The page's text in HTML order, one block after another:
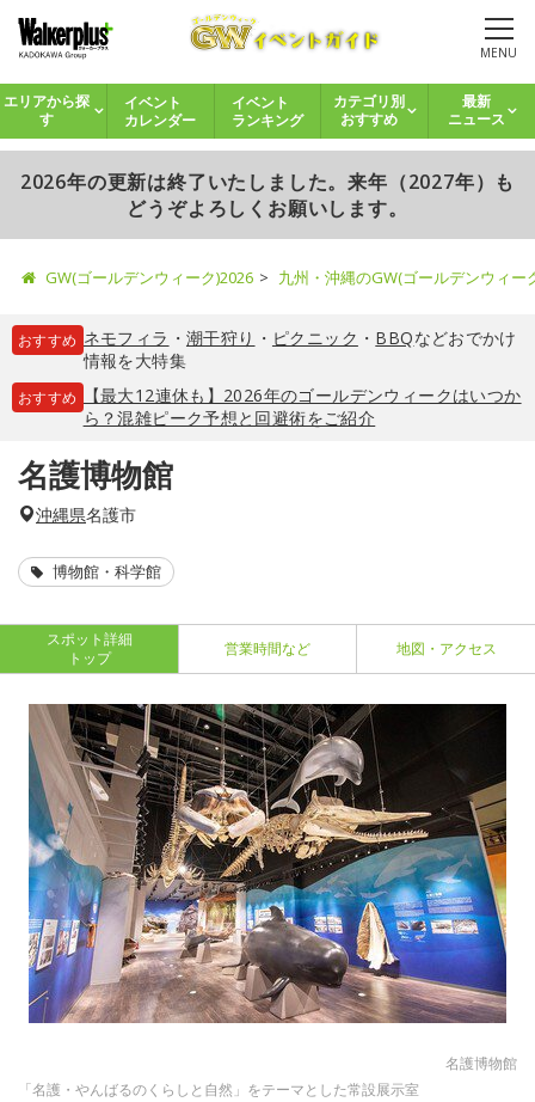
MENU
エリアから探
す
イベント
カレンダー
イベント
ランキング
カテゴリ別
おすすめ
最新
ニュース
2026年の更新は終了いたしました。来年（2027年）も
どうぞよろしくお願いします。
GW(ゴールデンウィーク)2026 九州・沖縄のGW(ゴールデンウィ
おすすめ ネモフィラ ・ 潮干狩り ・ ピクニック ・ BBQなどおでかけ
情報を大特集
おすすめ
【最大12連休も】2026年のゴールデンウィークはいつか
ら？混雑ピーク予想と回避術をご紹介
名護博物館
沖縄県名護市
博物館・科学館
スポット詳細
トップ
営業時間など 地図・アクセス
名護博物館
「名護・やんばるのくらしと自然」をテーマとした常設展示室